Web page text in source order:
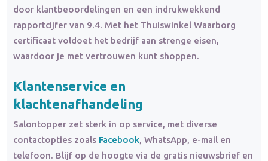
door klantbeoordelingen en een indrukwekkend
rapportcijfer van 9.4. Met het Thuiswinkel Waarborg
certificaat voldoet het bedrijf aan strenge eisen,
waardoor je met vertrouwen kunt shoppen.
Klantenservice en
klachtenafhandeling
Salontopper zet sterk in op service, met diverse
contactopties zoals Facebook, WhatsApp, e-mail en
telefoon. Blijf op de hoogte via de gratis nieuwsbrief en